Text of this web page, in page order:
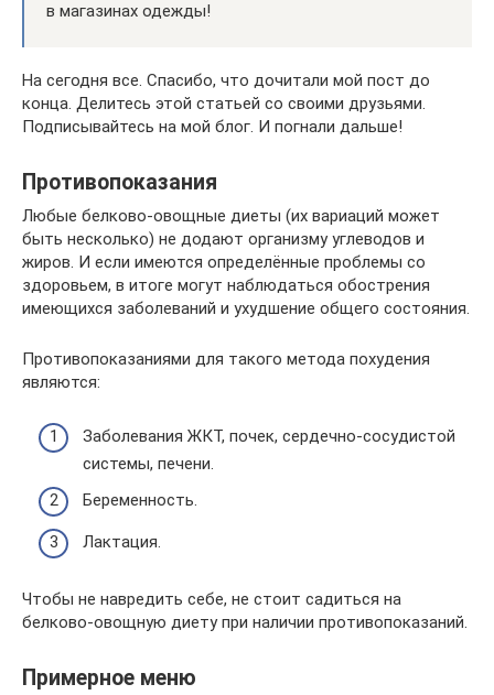
в магазинах одежды!
На сегодня все. Спасибо, что дочитали мой пост до
конца. Делитесь этой статьей со своими друзьями.
Подписывайтесь на мой блог. И погнали дальше!
Противопоказания
Любые белково-овощные диеты (их вариаций может
быть несколько) не додают организму углеводов и
жиров. И если имеются определённые проблемы со
здоровьем, в итоге могут наблюдаться обострения
имеющихся заболеваний и ухудшение общего состояния.
Противопоказаниями для такого метода похудения
являются:
Заболевания ЖКТ, почек, сердечно-сосудистой
системы, печени.
Беременность.
Лактация.
Чтобы не навредить себе, не стоит садиться на
белково-овощную диету при наличии противопоказаний.
Примерное меню